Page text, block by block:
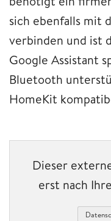
sich ebenfalls mit
verbinden und ist
Google Assistant
Bluetooth
HomeKit
Dieser
erst nach